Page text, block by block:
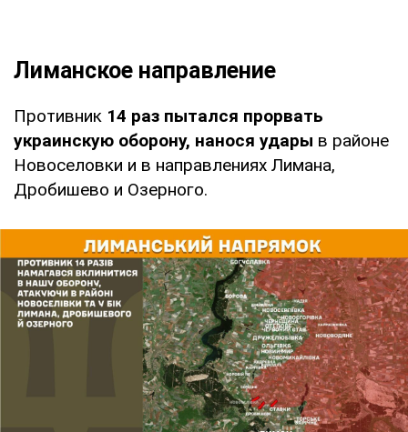
Лиманское направление
Противник 14 раз пытался прорвать
украинскую оборону, нанося удары в районе
Новоселовки и в направлениях Лимана,
Дробишево и Озерного.